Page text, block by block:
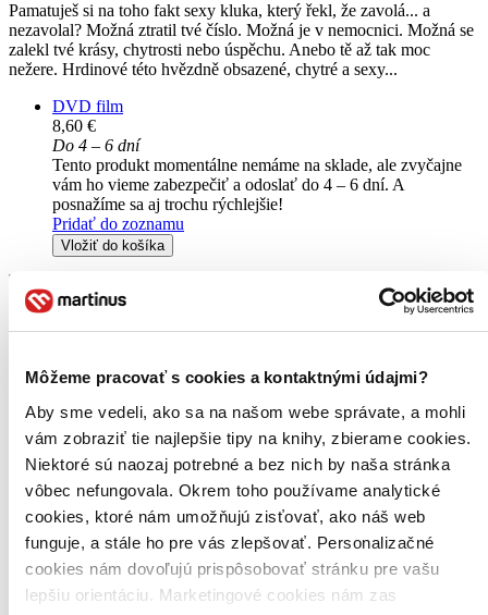
Môžeme pracovať s cookies a kontaktnými údajmi?
Aby sme vedeli, ako sa na našom webe správate, a mohli
vám zobraziť tie najlepšie tipy na knihy, zbierame cookies.
Niektoré sú naozaj potrebné a bez nich by naša stránka
vôbec nefungovala. Okrem toho používame analytické
cookies, ktoré nám umožňujú zisťovať, ako náš web
funguje, a stále ho pre vás zlepšovať. Personalizačné
cookies nám dovoľujú prispôsobovať stránku pre vašu
lepšiu orientáciu. Marketingové cookies nám zas
Pamatuješ si na toho fakt sexy kluka, který řekl, že zavolá... a
nezavolal? Možná ztratil tvé číslo. Možná je v nemocnici. Možná se
zalekl tvé krásy, chytrosti nebo úspěchu. Anebo tě až tak moc
nežere. Hrdinové této hvězdně obsazené, chytré a sexy...
DVD film
8,60 €
Do 4 – 6 dní
Tento produkt momentálne nemáme na sklade, ale zvyčajne
vám ho vieme zabezpečiť a odoslať do 4 – 6 dní. A
posnažíme sa aj trochu rýchlejšie!
Pridať do zoznamu
Vložiť do košíka